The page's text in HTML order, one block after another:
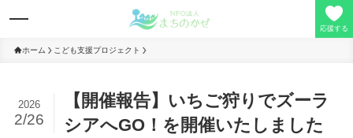
理事長の想い
応援する
ホーム こども支援プロジェクト
【開催報告】いちご狩りでズーラ
シアへGO！を開催いたしました
2026
2/26